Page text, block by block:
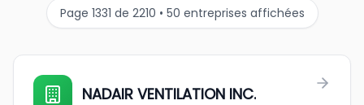
Page 1331 de 2210 • 50 entreprises affichées
NADAIR VENTILATION INC.